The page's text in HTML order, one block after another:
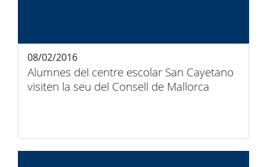
Alumnes del centre escolar San Cayetano
visiten la seu del Consell de Mallorca
08/02/2016